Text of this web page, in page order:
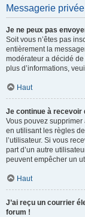
Messagerie privée
Je ne peux pas
Soit vous n’êtes pas
entièrement la
modérateur a décidé
plus d’informations,
Haut
Je continue à recevoir
Vous pouvez
en utilisant les règles
l’utilisateur. Si vous
part d’un autre
peuvent empêcher un
Haut
J’ai reçu un courrier
forum !